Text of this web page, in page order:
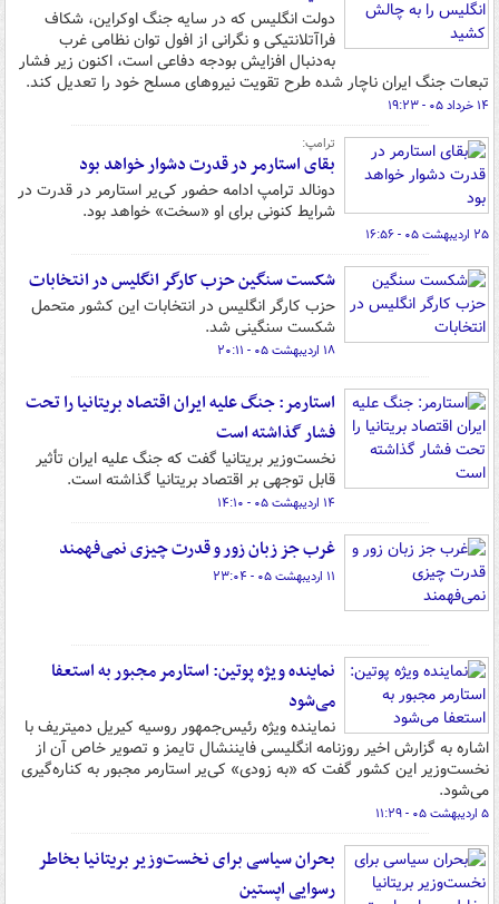
دولت انگلیس که در سایه جنگ اوکراین، شکاف
فراآتلانتیکی و نگرانی از افول توان نظامی غرب
به‌دنبال افزایش بودجه دفاعی است، اکنون زیر فشار
تبعات جنگ ایران ناچار شده طرح تقویت نیروهای مسلح خود را تعدیل کند.
۱۴ خرداد ۰۵ - ۱۹:۲۳
ترامپ:
بقای استارمر در قدرت دشوار خواهد بود
دونالد ترامپ ادامه حضور کی‌یر استارمر در قدرت در
شرایط کنونی برای او «سخت» خواهد بود.
۲۵ اردیبهشت ۰۵ - ۱۶:۵۶
شکست سنگین حزب کارگر انگلیس در انتخابات
حزب کارگر انگلیس در انتخابات این کشور متحمل
شکست سنگینی شد.
۱۸ اردیبهشت ۰۵ - ۲۰:۱۱
استارمر: جنگ علیه ایران اقتصاد بریتانیا را تحت
فشار گذاشته است
نخست‌وزیر بریتانیا گفت که جنگ علیه ایران تأثیر
قابل توجهی بر اقتصاد بریتانیا گذاشته است.
۱۴ اردیبهشت ۰۵ - ۱۴:۱۰
غرب جز زبان زور و قدرت چیزی نمی‌فهمند
۱۱ اردیبهشت ۰۵ - ۲۳:۰۴
نماینده ویژه پوتین: استارمر مجبور به استعفا
می‌شود
نماینده ویژه رئیس‌جمهور روسیه کیریل دمیتریف با
اشاره به گزارش اخیر روزنامه انگلیسی فایننشال تایمز و تصویر خاص آن از
نخست‌وزیر این کشور گفت که «به زودی» کی‌یر استارمر مجبور به کناره‌گیری
می‌شود.
۵ اردیبهشت ۰۵ - ۱۱:۲۹
بحران سیاسی برای نخست‌وزیر بریتانیا بخاطر
رسوایی اپستین